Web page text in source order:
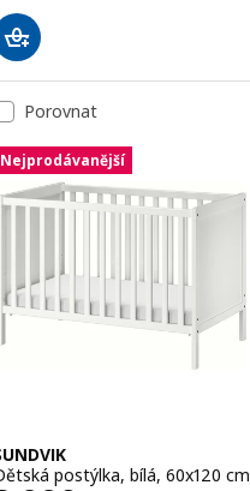
Porovnat
Nejprodávanější
postýlka, bílá, 60x120 cm